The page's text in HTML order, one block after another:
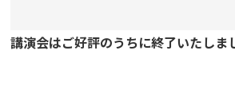
講演会はご好評のうちに終了いたしま